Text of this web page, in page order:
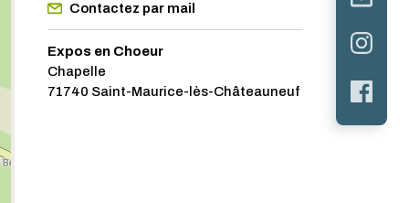
Contactez par mail
Expos en Choeur
Chapelle
71740 Saint-Maurice-lès-Châteauneuf